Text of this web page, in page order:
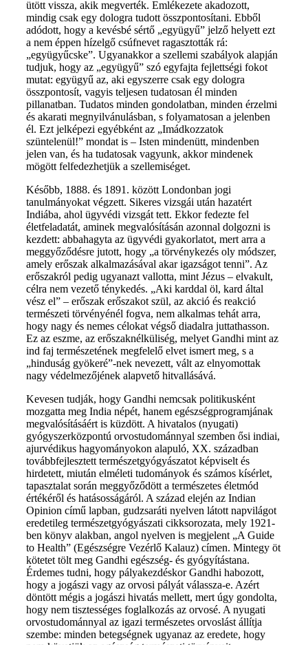
ütött vissza, akik megverték. Emlékezete akadozott,
mindig csak egy dologra tudott összpontosítani. Ebből
adódott, hogy a kevésbé sértő „együgyű” jelző helyett ezt
a nem éppen hízelgő csúfnevet ragasztották rá:
„együgyűcske”. Ugyanakkor a szellemi szabályok alapján
tudjuk, hogy az „együgyű” szó egyfajta fejlettségi fokot
mutat: együgyű az, aki egyszerre csak egy dologra
összpontosít, vagyis teljesen tudatosan él minden
pillanatban. Tudatos minden gondolatban, minden érzelmi
és akarati megnyilvánulásban, s folyamatosan a jelenben
él. Ezt jelképezi egyébként az „Imádkozzatok
szüntelenül!” mondat is – Isten mindenütt, mindenben
jelen van, és ha tudatosak vagyunk, akkor mindenek
mögött felfedezhetjük a szellemiséget.
Később, 1888. és 1891. között Londonban jogi
tanulmányokat végzett. Sikeres vizsgái után hazatért
Indiába, ahol ügyvédi vizsgát tett. Ekkor fedezte fel
életfeladatát, aminek megvalósításán azonnal dolgozni is
kezdett: abbahagyta az ügyvédi gyakorlatot, mert arra a
meggyőződésre jutott, hogy „a törvénykezés oly módszer,
amely erőszak alkalmazásával akar igazságot tenni”. Az
erőszakról pedig ugyanazt vallotta, mint Jézus – elvakult,
célra nem vezető ténykedés. „Aki karddal öl, kard által
vész el” – erőszak erőszakot szül, az akció és reakció
természeti törvényénél fogva, nem alkalmas tehát arra,
hogy nagy és nemes célokat végső diadalra juttathasson.
Ez az eszme, az erőszaknélküliség, melyet Gandhi mint az
ind faj természetének megfelelő elvet ismert meg, s a
„hinduság gyökeré”-nek nevezett, vált az elnyomottak
nagy védelmezőjének alapvető hitvallásává.
Kevesen tudják, hogy Gandhi nemcsak politikusként
mozgatta meg India népét, hanem egészségprogramjának
megvalósításáért is küzdött. A hivatalos (nyugati)
gyógyszerközpontú orvostudománnyal szemben ősi indiai,
ajurvédikus hagyományokon alapuló, XX. században
továbbfejlesztett természetgyógyászatot képviselt és
hirdetett, miután elméleti tudományok és számos kísérlet,
tapasztalat során meggyőződött a természetes életmód
értékéről és hatásosságáról. A század elején az Indian
Opinion című lapban, gudzsaráti nyelven látott napvilágot
eredetileg természetgyógyászati cikksorozata, mely 1921-
ben könyv alakban, angol nyelven is megjelent „A Guide
to Health” (Egészségre Vezérlő Kalauz) címen. Mintegy öt
kötetet tölt meg Gandhi egészség- és gyógyítástana.
Érdemes tudni, hogy pályakezdéskor Gandhi habozott,
hogy a jogászi vagy az orvosi pályát válassza-e. Azért
döntött mégis a jogászi hivatás mellett, mert úgy gondolta,
hogy nem tisztességes foglalkozás az orvosé. A nyugati
orvostudománnyal az igazi természetes orvoslást állítja
szembe: minden betegségnek ugyanaz az eredete, hogy